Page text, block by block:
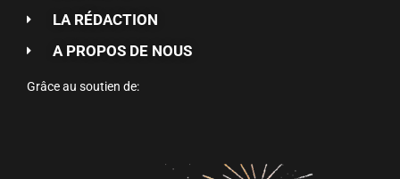
LA RÉDACTION
A PROPOS DE NOUS
Grâce au soutien de: